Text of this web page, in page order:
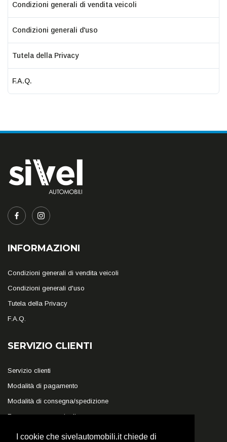
I cookie che sivelautomobili.it chiede di
Condizioni generali di vendita veicoli
Condizioni generali d'uso
Tutela della Privacy
F.A.Q.
INFORMAZIONI
Condizioni generali di vendita veicoli
Condizioni generali d'uso
Tutela della Privacy
F.A.Q.
SERVIZIO CLIENTI
Servizio clienti
Modalità di pagamento
Modalità di consegna/spedizione
Reso e recesso veicoli